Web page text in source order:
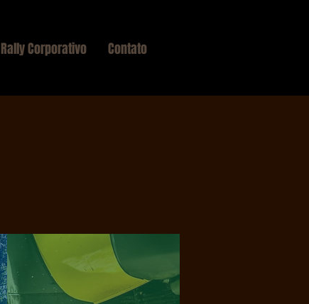
Rally Corporativo Contato